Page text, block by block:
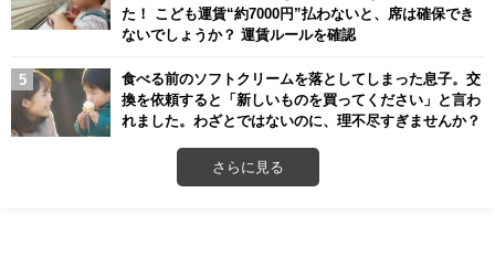
た！ こども運賃“約7000円”払わないと、席は確保でき
ないでしょうか？ 運賃ルールを確認
食べる前のソフトクリームを落としてしまった息子。交
換を依頼すると「新しいものを買ってください」と言わ
れました。わざとではないのに、理不尽すぎませんか？
さらに見る